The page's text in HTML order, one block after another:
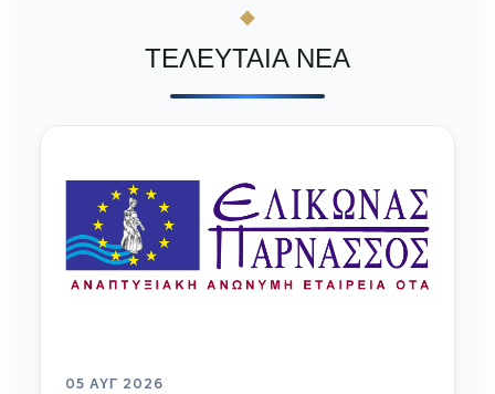
ΤΕΛΕΥΤΑΙΑ ΝΕΑ
05 ΑΥΓ 2026